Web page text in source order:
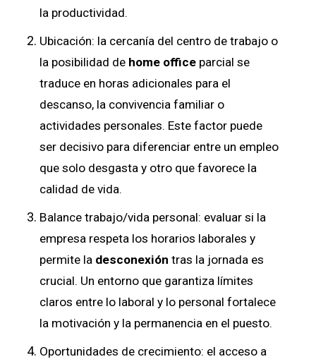
la productividad.
Ubicación: la cercanía del centro de trabajo o
la posibilidad de home officeparcial se
traduce en horas adicionales para el
descanso, la convivencia familiar o
actividades personales. Este factor puede
ser decisivo para diferenciar entre un empleo
que solo desgasta y otro que favorece la
calidad de vida.
Balance trabajo/vida personal: evaluar si la
empresa respeta los horarios laborales y
permite la desconexión tras la jornada es
crucial. Un entorno que garantiza límites
claros entre lo laboral y lo personal fortalece
la motivación y la permanencia en el puesto.
Oportunidades de crecimiento: el acceso a